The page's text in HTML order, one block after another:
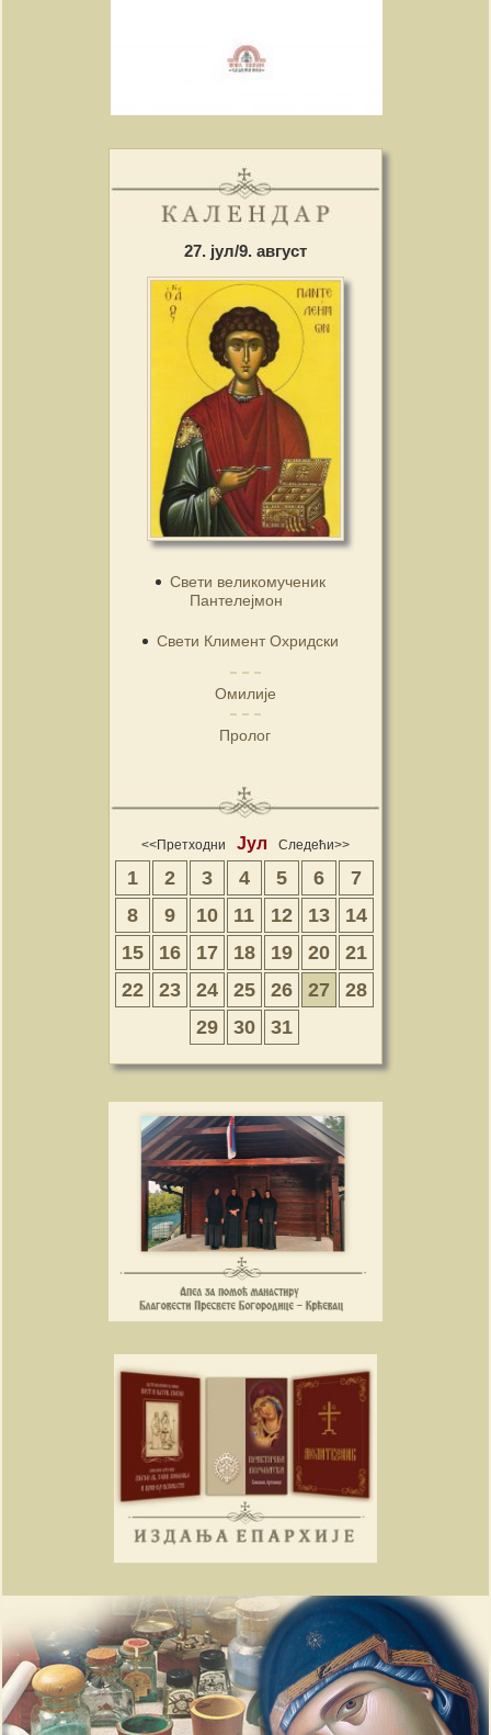
27. јул/9. август
Свети великомученик
Пантелејмон
Свети Климент Охридски
Омилије
Пролог
<<Претходни Јул Следећи>>
1 2 3 4 5 6
7
8
9 10 11 12 13
14
15
16 17 18 19 20
21
22
23 24 25 26 27
28
29
30 31